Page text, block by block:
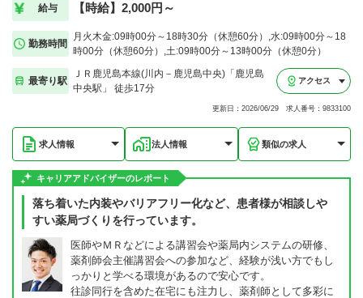
給与 【時給】2,000円～
勤務時間
月火木金:09時00分～18時30分（休憩60分）,水:09時00分～18
時00分（休憩60分）,土:09時00分～13時00分（休憩0分）
最寄り駅
ＪＲ鹿児島本線(川内－鹿児島中央)「鹿児島
中央駅」 徒歩17分
アクセス
更新日：2026/06/29 求人番号：9833100
求人情報 法人情報 類似の求人
キャリアアドバイザーのレポート
落ち着いた内装やバリアフリー化など、患者様が相談しや
すい薬局づくりを行っています。
医師やＭＲなどによる講習会や薬局内システムの研修、
薬剤師会主催講習会への参加など、経験が浅い方でもし
っかりと学べる環境があるので安心です。
往診同行を含めた在宅にも注力し、薬剤師として多彩に